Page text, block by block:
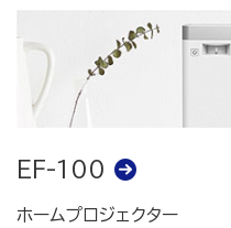
EF-100
ホームプロジェクター